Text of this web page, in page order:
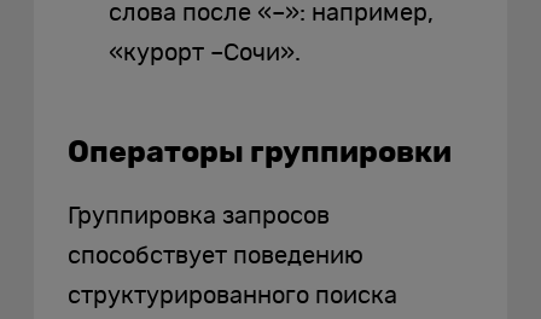
слова после «–»: например,
«курорт –Сочи».
Операторы группировки
Группировка запросов
способствует поведению
структурированного поиска